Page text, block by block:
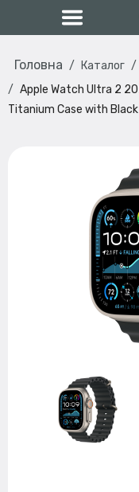
Головна Каталог
Apple Watch Ultra 2
Titanium Case with